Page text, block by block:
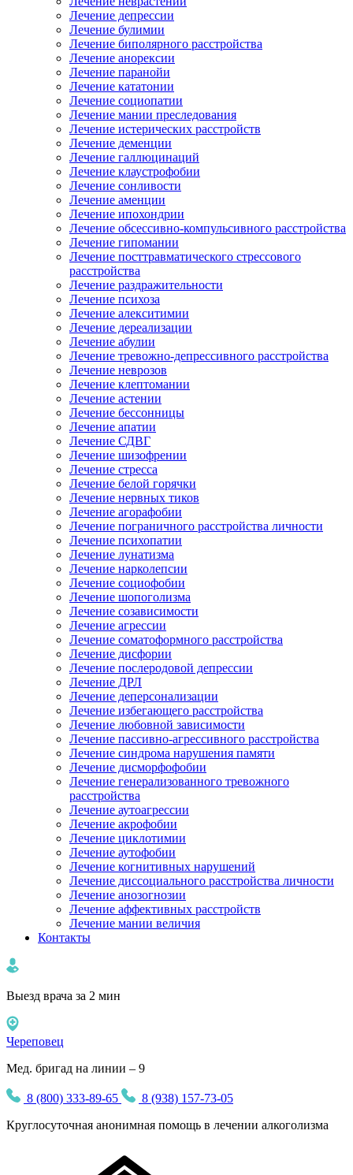
Лечение депрессии
Лечение булимии
Лечение биполярного расстройства
Лечение анорексии
Лечение паранойи
Лечение кататонии
Лечение социопатии
Лечение мании преследования
Лечение истерических расстройств
Лечение деменции
Лечение галлюцинаций
Лечение клаустрофобии
Лечение сонливости
Лечение аменции
Лечение ипохондрии
Лечение обсессивно-компульсивного расстройства
Лечение гипомании
Лечение посттравматического стрессового
расстройства
Лечение раздражительности
Лечение психоза
Лечение алекситимии
Лечение дереализации
Лечение абулии
Лечение тревожно-депрессивного расстройства
Лечение неврозов
Лечение клептомании
Лечение астении
Лечение бессонницы
Лечение апатии
Лечение СДВГ
Лечение шизофрении
Лечение стресса
Лечение белой горячки
Лечение нервных тиков
Лечение агорафобии
Лечение пограничного расстройства личности
Лечение психопатии
Лечение лунатизма
Лечение нарколепсии
Лечение социофобии
Лечение шопоголизма
Лечение созависимости
Лечение агрессии
Лечение соматоформного расстройства
Лечение дисфории
Лечение послеродовой депрессии
Лечение ДРЛ
Лечение деперсонализации
Лечение избегающего расстройства
Лечение любовной зависимости
Лечение пассивно-агрессивного расстройства
Лечение синдрома нарушения памяти
Лечение дисморфофобии
Лечение генерализованного тревожного
расстройства
Лечение аутоагрессии
Лечение акрофобии
Лечение циклотимии
Лечение аутофобии
Лечение когнитивных нарушений
Лечение диссоциального расстройства личности
Лечение анозогнозии
Лечение аффективных расстройств
Лечение мании величия
Контакты
Выезд врача за 2 мин
Череповец
Мед. бригад на линии – 9
8 (800) 333-89-65
8 (938) 157-73-05
Круглосуточная анонимная помощь в лечении алкоголизма